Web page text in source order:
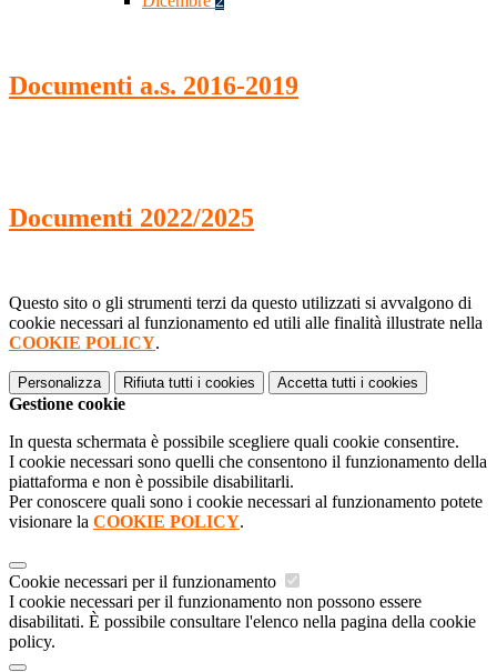
Documenti a.s. 2016-2019
Documenti 2022/2025
Questo sito o gli strumenti terzi da questo utilizzati si avvalgono di
cookie necessari al funzionamento ed utili alle finalità illustrate nella
COOKIE POLICY.
Personalizza Rifiuta tutti i cookies Accetta tutti i cookies
Gestione cookie
In questa schermata è possibile scegliere quali cookie consentire.
I cookie necessari sono quelli che consentono il funzionamento della
piattaforma e non è possibile disabilitarli.
Per conoscere quali sono i cookie necessari al funzionamento potete
visionare la COOKIE POLICY.
Cookie necessari per il funzionamento
I cookie necessari per il funzionamento non possono essere
disabilitati. È possibile consultare l'elenco nella pagina della cookie
policy.